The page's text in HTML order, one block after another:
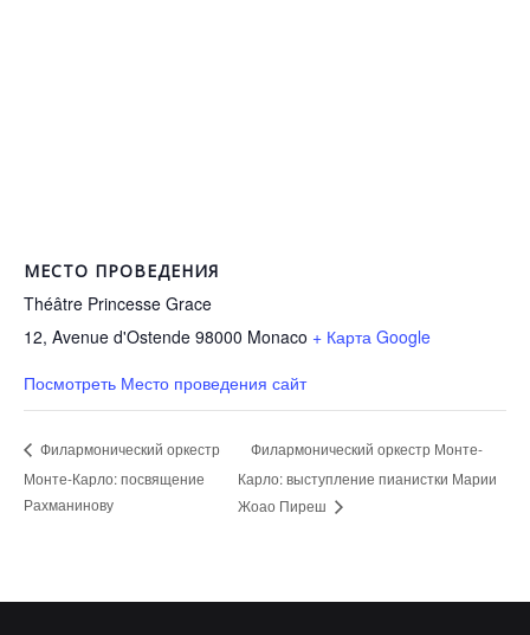
МЕСТО ПРОВЕДЕНИЯ
Théâtre Princesse Grace
12, Avenue d'Ostende 98000 Monaco + Карта Google
Посмотреть Место проведения сайт
Филармонический оркестр
Монте-Карло: посвящение
Рахманинову
Филармонический оркестр Монте-
Карло: выступление пианистки Марии
Жоао Пиреш